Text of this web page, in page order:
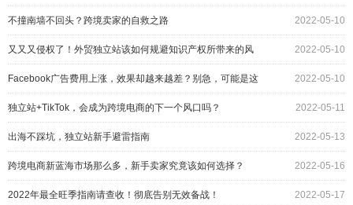
不撞南墙不回头？跨境卖家的自救之路 2022-05-10
又又又侵权了！外贸独立站该如何规避知识产权所带来的风
险？
2022-05-10
Facebook广告费用上涨，效果却越来越差？别急，可能是这
个原因
2022-05-10
独立站+TikTok，会成为跨境电商的下一个风口吗？ 2022-05-11
出海不踩坑，独立站新手避雷指南 2022-05-13
跨境电商新蓝海市场那么多，新手卖家究竟该如何选择？ 2022-05-16
2022年最全旺季指南请查收！彻底告别无效备战！ 2022-05-17